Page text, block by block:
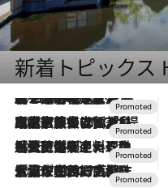
新着トピック
2026.8.7
【トンボの足水浴】ヒノキの香りに包まれて涼感マックス！約13℃の湧水かけ流しを避暑地「星野温泉 トンボの湯」で体験
2026.7.31
【ホテル帰省】という選択肢をOMOが提案。家族とほどよい距離を保つには「昼は実家、夜は気兼ねなくホテルで！」
2026.7.24
【夏限定ディナーコース】旬を迎える稚鮎や花ズッキーニなどをイタリア・トスカーナの郷土料理の手法で満喫！
2026.7.17
「土佐和ハーブかき氷」がOMO7高知に登場！生姜、山椒、大葉など目にも舌にも涼を呼ぶ郷土の味